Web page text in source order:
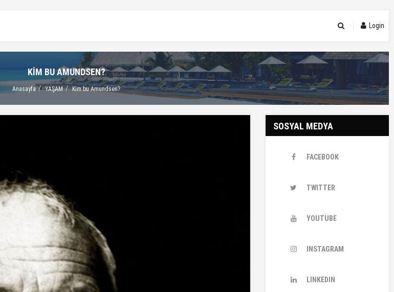
Login
KIM BU AMUNDSEN?
Anasayfa YAŞAM Kim bu Amundsen?
SOSYAL MEDYA
FACEBOOK
TWITTER
YOUTUBE
INSTAGRAM
LINKEDIN